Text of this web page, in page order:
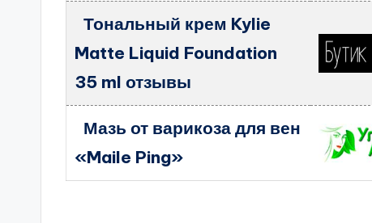
Тональный крем Kylie
Matte Liquid Foundation
35 ml отзывы
​Мазь от варикоза для вен
«Maile Ping»